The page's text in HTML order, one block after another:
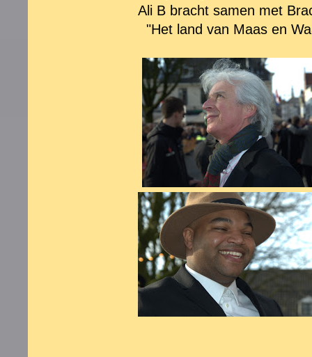
Ali B bracht samen met
"Het land van Maas en